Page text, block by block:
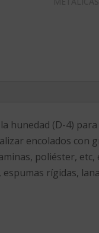
hunedad (D-4)
encolados con
poliéster,
rígidas,